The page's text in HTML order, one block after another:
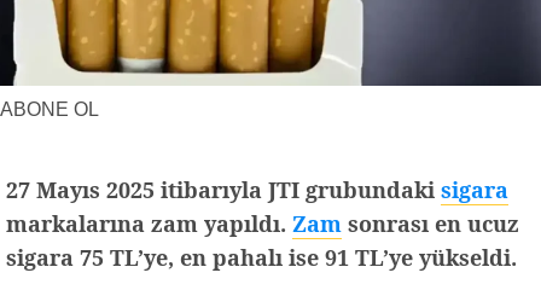
Faydalı Bilgiler
ABONE OL
27 Mayıs 2025 itibarıyla JTI grubundaki sigara
markalarına zam yapıldı. Zam sonrası en ucuz
sigara 75 TL’ye, en pahalı ise 91 TL’ye yükseldi.